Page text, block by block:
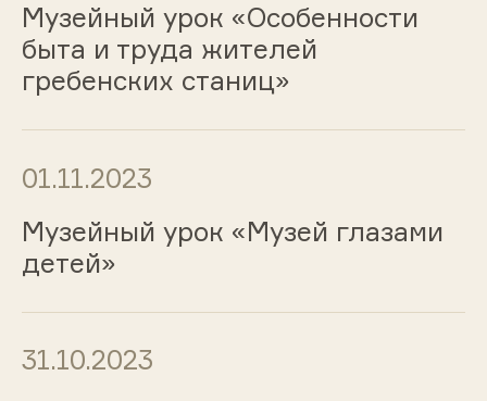
Музейный урок «Особенности
быта и труда жителей
гребенских станиц»
01.11.2023
Музейный урок «Музей глазами
детей»
31.10.2023